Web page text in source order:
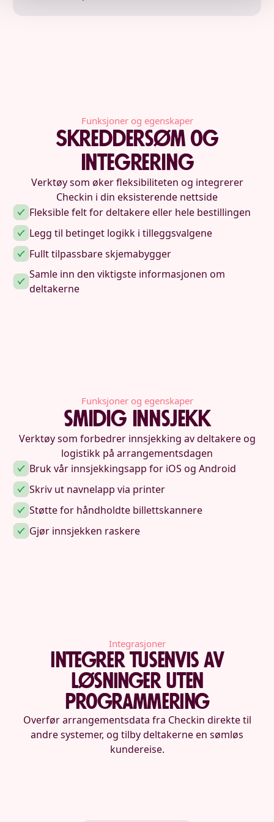
Funksjoner og egenskaper
Skreddersøm og
integrering
Verktøy som øker fleksibiliteten og integrerer
Checkin i din eksisterende nettside
Fleksible felt for deltakere eller hele bestillingen
Legg til betinget logikk i tilleggsvalgene
Fullt tilpassbare skjemabygger
Samle inn den viktigste informasjonen om
deltakerne
Funksjoner og egenskaper
smidig innsjekk
Verktøy som forbedrer innsjekking av deltakere og
logistikk på arrangementsdagen
Bruk vår innsjekkingsapp for iOS og Android
Skriv ut navnelapp via printer
Støtte for håndholdte billettskannere
Gjør innsjekken raskere
Integrasjoner
Integrer tusenvis av
løsninger uten
programmering
Overfør arrangementsdata fra Checkin direkte til
andre systemer, og tilby deltakerne en sømløs
kundereise.